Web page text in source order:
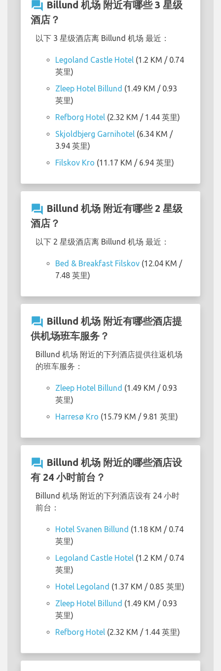
question_answer Billund 机场 附近有哪些 3 星级
酒店？
以下 3 星级酒店离 Billund 机场 最近：
Legoland Castle Hotel (1.2 KM / 0.74
英里)
Zleep Hotel Billund (1.49 KM / 0.93
英里)
Refborg Hotel (2.32 KM / 1.44 英里)
Skjoldbjerg Garnihotel (6.34 KM /
3.94 英里)
Filskov Kro (11.17 KM / 6.94 英里)
question_answer Billund 机场 附近有哪些 2 星级
酒店？
以下 2 星级酒店离 Billund 机场 最近：
Bed & Breakfast Filskov (12.04 KM /
7.48 英里)
question_answer Billund 机场 附近有哪些酒店提
供机场班车服务？
Billund 机场 附近的下列酒店提供往返机场
的班车服务：
Zleep Hotel Billund (1.49 KM / 0.93
英里)
Harresø Kro (15.79 KM / 9.81 英里)
question_answer Billund 机场 附近的哪些酒店设
有 24 小时前台？
Billund 机场 附近的下列酒店设有 24 小时
前台：
Hotel Svanen Billund (1.18 KM / 0.74
英里)
Legoland Castle Hotel (1.2 KM / 0.74
英里)
Hotel Legoland (1.37 KM / 0.85 英里)
Zleep Hotel Billund (1.49 KM / 0.93
英里)
Refborg Hotel (2.32 KM / 1.44 英里)